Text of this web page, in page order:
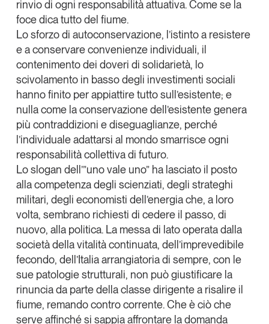
rinvio di ogni responsabilità attuativa. Come se la
foce dica tutto del fiume.
Lo sforzo di autoconservazione, l’istinto a resistere
e a conservare convenienze individuali, il
contenimento dei doveri di solidarietà, lo
scivolamento in basso degli investimenti sociali
hanno finito per appiattire tutto sull’esistente; e
nulla come la conservazione dell’esistente genera
più contraddizioni e diseguaglianze, perché
l’individuale adattarsi al mondo smarrisce ogni
responsabilità collettiva di futuro.
Lo slogan dell’”uno vale uno” ha lasciato il posto
alla competenza degli scienziati, degli strateghi
militari, degli economisti dell’energia che, a loro
volta, sembrano richiesti di cedere il passo, di
nuovo, alla politica. La messa di lato operata dalla
società della vitalità continuata, dell’imprevedibile
fecondo, dell’Italia arrangiatoria di sempre, con le
sue patologie strutturali, non può giustificare la
rinuncia da parte della classe dirigente a risalire il
fiume, remando contro corrente. Che è ciò che
serve affinché si sappia affrontare la domanda